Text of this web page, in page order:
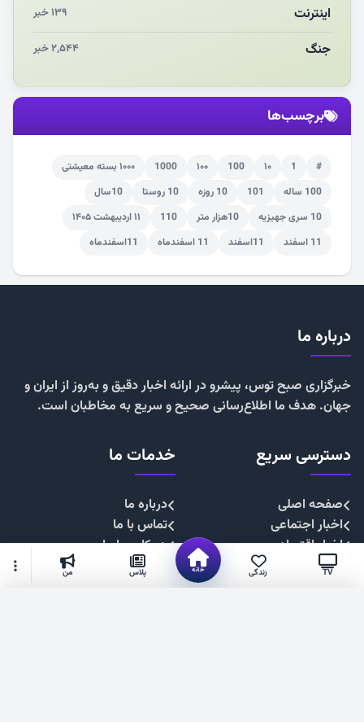
اینترنت ۱۳۹ خبر
جنگ ۲,۵۴۴ خبر
برچسب‌ها
#
1 ۱۰ 100 ۱۰۰ 1000
۱۰۰۰ بسته معیشتی
100 ساله
101 10 روزه 10 روستا
10سال
10 سری جهیزیه
10هزار متر 110
۱۱ اردیبهشت ۱۴۰۵
11 اسفند
11اسفند 11 اسفندماه 11اسفندماه
TV زندگی خانه پلاس من
درباره ما
خبرگزاری صبح توس، پیشرو در ارائه اخبار دقیق و به‌روز از ایران و
جهان. هدف ما اطلاع‌رسانی صحیح و سریع به مخاطبان است.
دسترسی سریع
صفحه اصلی
اخبار اجتماعی
اخبار اقتصادی
اخبار چندرسانه
خدمات ما
درباره ما
تماس با ما
همکاری با ما
تبلیغات